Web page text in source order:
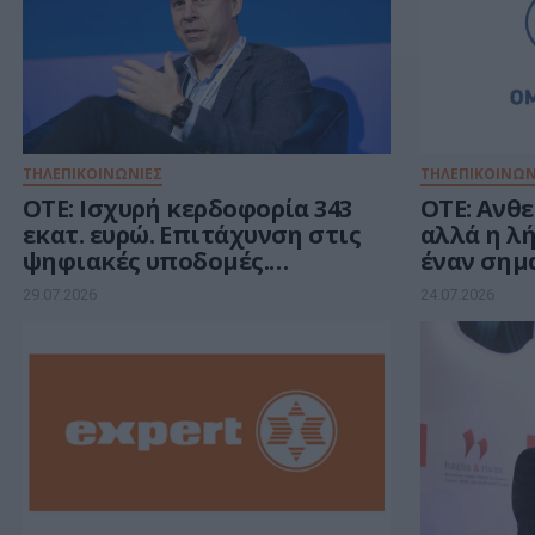
ΤΗΛΕΠΙΚΟΙΝΩΝΙΕΣ
ΟΤΕ: Ισχυρή κερδοφορία 343
εκατ. ευρώ. Επιτάχυνση στις
ψηφιακές υποδομές.
Ανάπτυξη στον τομέα ICT
29.07.2026
ΟΤΕ:
αλλά η
έναν
ανάπτυξης
24.07.2026